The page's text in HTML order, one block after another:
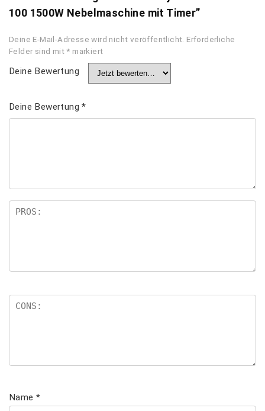
100 1500W Nebelmaschine mit Timer”
Deine E-Mail-Adresse wird nicht veröffentlicht. Erforderliche
Felder sind mit * markiert
Deine Bewertung
Deine Bewertung*
Name *